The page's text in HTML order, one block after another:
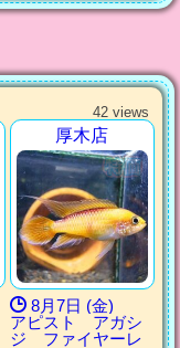
42 views
厚木店
8月7日 (金)
アピスト アガシ
ジ ファイヤーレ